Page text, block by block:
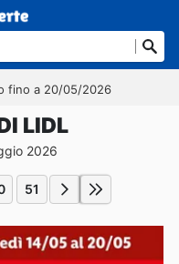
fino a 20/05/2026
LIDL
2026
51